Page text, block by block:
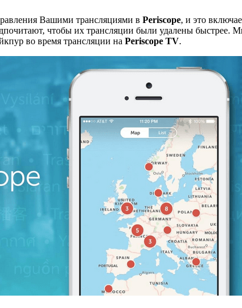
Вашими трансляциями в Periscope, и это
чтобы их трансляции были удалены
во время трансляции на Periscope TV.